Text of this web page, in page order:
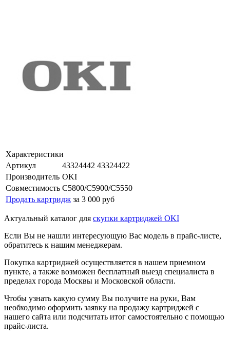
Характеристики
Артикул
43324442 43324422
Производитель OKI
Совместимость C5800/C5900/C5550
Продать картридж за 3 000 руб
Актуальный каталог для скупки картриджей OKI
Если Вы не нашли интересующую Вас модель в прайс-листе,
обратитесь к нашим менеджерам.
Покупка картриджей осуществляется в нашем приемном
пункте, а также возможен бесплатный выезд специалиста в
пределах города Москвы и Московской области.
Чтобы узнать какую сумму Вы получите на руки, Вам
необходимо оформить заявку на продажу картриджей с
нашего сайта или подсчитать итог самостоятельно с помощью
прайс-листа.